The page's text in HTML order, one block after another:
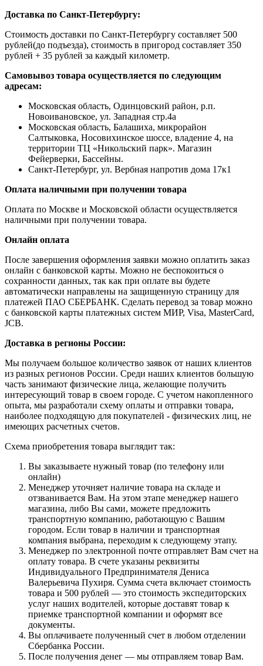
Доставка по Санкт-Петербургу:
Стоимость доставки по Санкт-Петербургу составляет 500
рублей(до подъезда), стоимость в пригород составляет 350
рублей + 35 рублей за каждый километр.
Самовывоз товара осуществляется по следующим
адресам:
Московская область, Одинцовский район, р.п.
Новоивановское, ул. Западная стр.4a
Московская область, Балашиха, микрорайон
Салтыковка, Носовихинское шоссе, владение 4, на
территории ТЦ «Никольский парк». Магазин
Фейерверки, Бассейны.
Санкт-Петербург, ул. Вербная напротив дома 17к1
Оплата наличными при получении товара
Оплата по Москве и Московской области осуществляется
наличными при получении товара.
Онлайн оплата
После завершения оформления заявки можно оплатить заказ
онлайн с банковской карты. Можно не беспокоиться о
сохранности данных, так как при оплате вы будете
автоматически направлены на защищенную страницу для
платежей ПАО СБЕРБАНК. Сделать перевод за товар можно
с банковской карты платежных систем МИР, Visa, MasterCard,
JCB.
Доставка в регионы России:
Мы получаем большое количество заявок от наших клиентов
из разных регионов России. Среди наших клиентов большую
часть занимают физические лица, желающие получить
интересующий товар в своем городе. С учетом накопленного
опыта, мы разработали схему оплаты и отправки товара,
наиболее подходящую для покупателей - физических лиц, не
имеющих расчетных счетов.
Схема приобретения товара выглядит так:
Вы заказываете нужный товар (по телефону или
онлайн)
Менеджер уточняет наличие товара на складе и
отзванивается Вам. На этом этапе менеджер нашего
магазина, либо Вы сами, можете предложить
транспортную компанию, работающую с Вашим
городом. Если товар в наличии и транспортная
компания выбрана, переходим к следующему этапу.
Менеджер по электронной почте отправляет Вам счет на
оплату товара. В счете указаны реквизиты
Индивидуального Предпринимателя Дениса
Валерьевича Пухиря. Сумма счета включает стоимость
товара и 500 рублей — это стоимость экспедиторских
услуг наших водителей, которые доставят товар к
приемке транспортной компании и оформят все
документы.
Вы оплачиваете полученный счет в любом отделении
Сбербанка России.
После получения денег — мы отправляем товар Вам.